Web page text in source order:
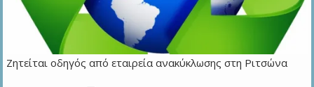
Ζητείται οδηγός από εταιρεία ανακύκλωσης στη Ριτσώνα